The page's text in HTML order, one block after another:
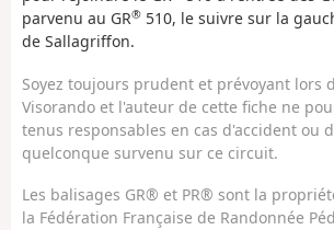
parvenu au GR® 510, le suivre sur la
de Sallagriffon.
Soyez toujours prudent et prévoyant lors
Visorando et l'auteur de cette fiche ne
tenus responsables en cas d'accident ou
quelconque survenu sur ce circuit.
Les balisages GR® et PR® sont la
la Fédération Française de Randonnée